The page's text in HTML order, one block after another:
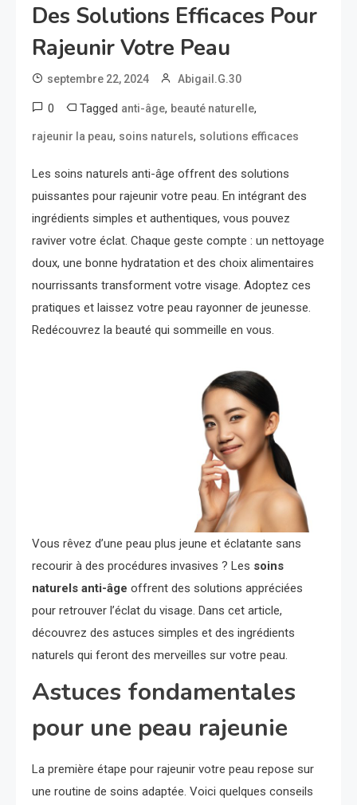
Des Solutions Efficaces Pour
Rajeunir Votre Peau
septembre 22, 2024 Abigail.G.30
0 Tagged anti-âge, beauté naturelle,
rajeunir la peau, soins naturels, solutions efficaces
Les soins naturels anti-âge offrent des solutions
puissantes pour rajeunir votre peau. En intégrant des
ingrédients simples et authentiques, vous pouvez
raviver votre éclat. Chaque geste compte : un nettoyage
doux, une bonne hydratation et des choix alimentaires
nourrissants transforment votre visage. Adoptez ces
pratiques et laissez votre peau rayonner de jeunesse.
Redécouvrez la beauté qui sommeille en vous.
Vous rêvez d’une peau plus jeune et éclatante sans
recourir à des procédures invasives ? Les soins
naturels anti-âge offrent des solutions appréciées
pour retrouver l’éclat du visage. Dans cet article,
découvrez des astuces simples et des ingrédients
naturels qui feront des merveilles sur votre peau.
Astuces fondamentales
pour une peau rajeunie
La première étape pour rajeunir votre peau repose sur
une routine de soins adaptée. Voici quelques conseils